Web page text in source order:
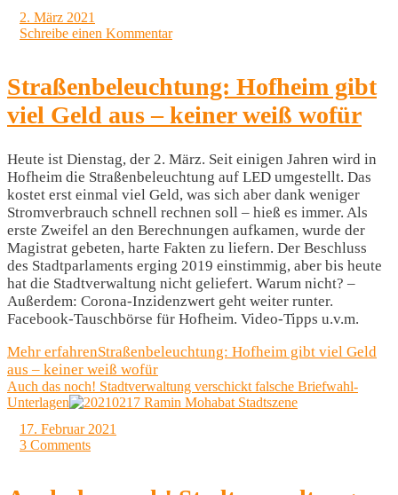
2. März 2021
Schreibe einen Kommentar
Straßenbeleuchtung: Hofheim gibt
viel Geld aus – keiner weiß wofür
Heute ist Dienstag, der 2. März. Seit einigen Jahren wird in
Hofheim die Straßenbeleuchtung auf LED umgestellt. Das
kostet erst einmal viel Geld, was sich aber dank weniger
Stromverbrauch schnell rechnen soll – hieß es immer. Als
erste Zweifel an den Berechnungen aufkamen, wurde der
Magistrat gebeten, harte Fakten zu liefern. Der Beschluss
des Stadtparlaments erging 2019 einstimmig, aber bis heute
hat die Stadtverwaltung nicht geliefert. Warum nicht? –
Außerdem: Corona-Inzidenzwert geht weiter runter.
Facebook-Tauschbörse für Hofheim. Video-Tipps u.v.m.
Mehr erfahrenStraßenbeleuchtung: Hofheim gibt viel Geld
aus – keiner weiß wofür
Auch das noch! Stadtverwaltung verschickt falsche Briefwahl-
Unterlagen
17. Februar 2021
3 Comments